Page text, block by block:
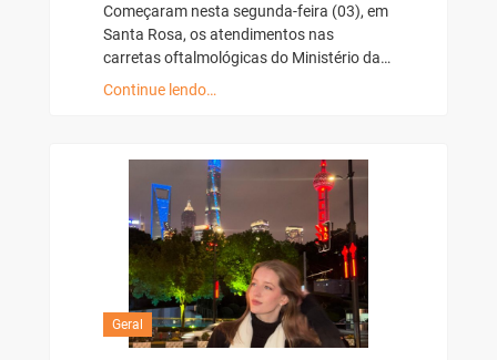
Começaram nesta segunda-feira (03), em
Santa Rosa, os atendimentos nas
carretas oftalmológicas do Ministério da…
Continue lendo…
Geral